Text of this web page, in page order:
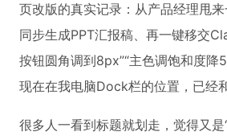
页改版的真实记录：从产品经理甩
同步生成PPT汇报稿、再一键移交
按钮圆角调到8px”“主色调饱和度降
现在在我电脑Dock栏的位置，已经
很多人一看到标题就划走，觉得又